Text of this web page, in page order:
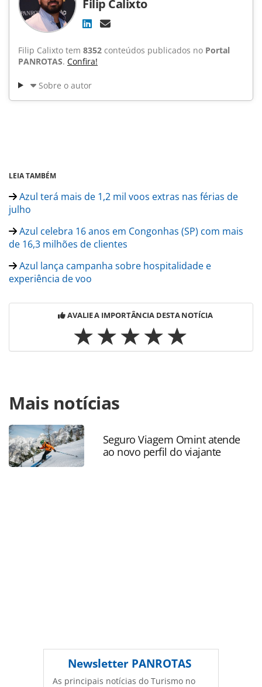
Filip Calixto
Filip Calixto tem 8352 conteúdos publicados no Portal
PANROTAS. Confira!
Sobre o autor
LEIA TAMBÉM
Azul terá mais de 1,2 mil voos extras nas férias de
julho
Azul celebra 16 anos em Congonhas (SP) com mais
de 16,3 milhões de clientes
Azul lança campanha sobre hospitalidade e
experiência de voo
AVALIE A IMPORTÂNCIA DESTA NOTÍCIA
https://www.panrotas.com.br/aviacao/novas-
rotas/2026/05/azul-abre-vendas-de-voos-entre-belo-
horizonte-e-diamantina_228816.html ou as ferramentas
oferecidas na página. Todo o conteúdo produzido pela
PANROTAS Editora é protegido pela legislação brasileira
sobre direito autoral. Não reproduza o conteúdo sem
Mais notícias
Seguro Viagem Omint atende
ao novo perfil do viajante
Newsletter PANROTAS
As principais notícias do Turismo no